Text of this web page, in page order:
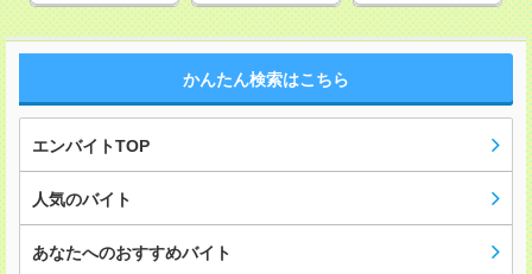
かんたん検索はこちら
エンバイトTOP
人気のバイト
あなたへのおすすめバイト